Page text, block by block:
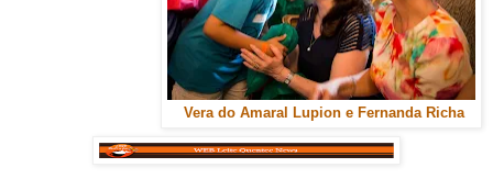
Vera do Amaral Lupion e Fernanda Richa